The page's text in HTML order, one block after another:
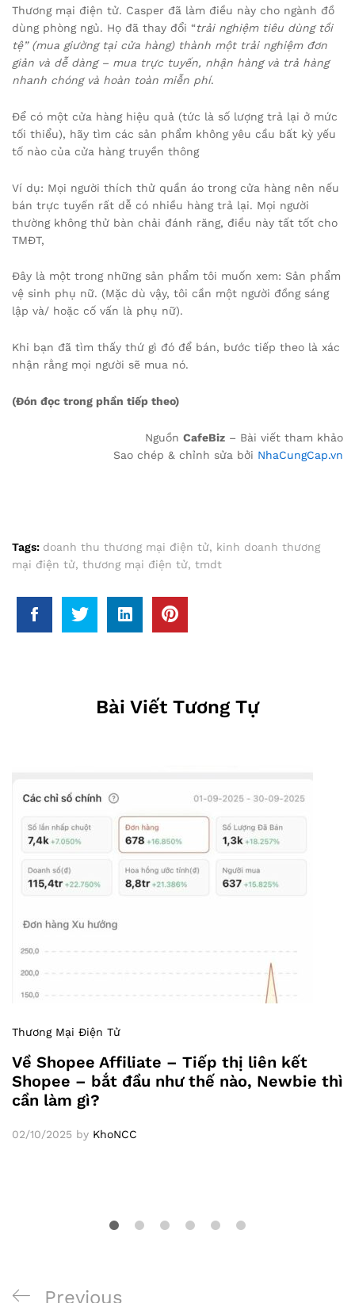
Thương mại điện tử. Casper đã làm điều này cho ngành đồ
dùng phòng ngủ. Họ đã thay đổi “trải nghiệm tiêu dùng tồi
tệ” (mua giường tại cửa hàng) thành một trải nghiệm đơn
giản và dễ dàng – mua trực tuyến, nhận hàng và trả hàng
nhanh chóng và hoàn toàn miễn phí.
Để có một cửa hàng hiệu quả (tức là số lượng trả lại ở mức
tối thiểu), hãy tìm các sản phẩm không yêu cầu bất kỳ yếu
tố nào của cửa hàng truyền thông
Ví dụ: Mọi người thích thử quần áo trong cửa hàng nên nếu
bán trực tuyến rất dễ có nhiều hàng trả lại. Mọi người
thường không thử bàn chải đánh răng, điều này tất tốt cho
TMĐT,
Đây là một trong những sản phẩm tôi muốn xem: Sản phẩm
vệ sinh phụ nữ. (Mặc dù vậy, tôi cần một người đồng sáng
lập và/ hoặc cố vấn là phụ nữ).
Khi bạn đã tìm thấy thứ gì đó để bán, bước tiếp theo là xác
nhận rằng mọi người sẽ mua nó.
(Đón đọc trong phần tiếp theo)
Nguồn CafeBiz – Bài viết tham khảo
Sao chép & chỉnh sửa bởi NhaCungCap.vn
Tags: doanh thu thương mại điện tử, kinh doanh thương
mại điện tử, thương mại điện tử, tmdt
Bài Viết Tương Tự
Thương Mại Điện Tử
Về Shopee Affiliate – Tiếp thị liên kết
Shopee – bắt đầu như thế nào, Newbie thì
cần làm gì?
02/10/2025 by KhoNCC
Previous
Previous